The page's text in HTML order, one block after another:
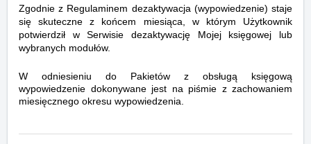
Zgodnie z Regulaminem dezaktywacja (wypowiedzenie) staje
się skuteczne z końcem miesiąca, w którym Użytkownik
potwierdził w Serwisie dezaktywację Mojej księgowej lub
wybranych modułów.
W odniesieniu do Pakietów z obsługą księgową
wypowiedzenie dokonywane jest na piśmie z zachowaniem
miesięcznego okresu wypowiedzenia.